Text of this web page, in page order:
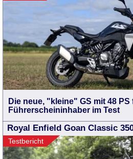
Die neue, "kleine" GS mit 48 PS
Führerscheininhaber im Test
Royal Enfield Goan Classic
Testbericht